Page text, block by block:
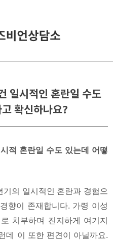
일시적인 혼란일 수도
확신하나요?
적 혼란일 수도 있는데 어떻
의 일시적인 혼란과 경험으
향이 존재합니다. 가령 이성
치부하며 진지하게 여기지
데 이 또한 편견이 아닐까요.